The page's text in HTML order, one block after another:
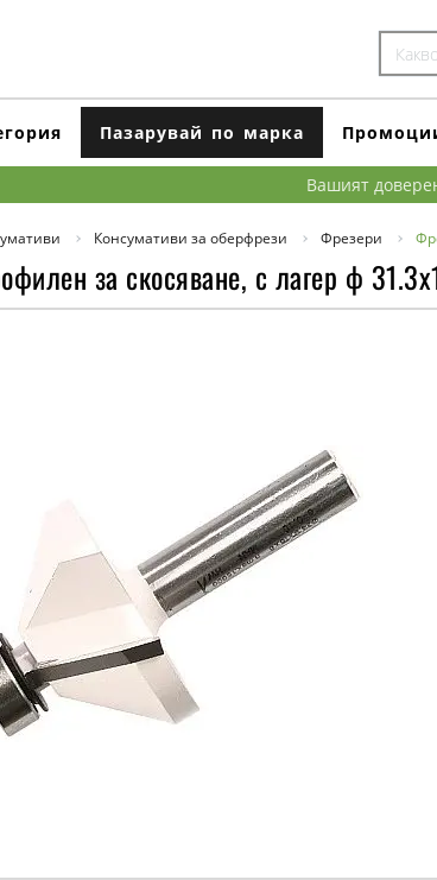
Пазарувай по марка
Вашият
Консумативи за оберфрези Фрезери
за скосяване, с лагер ф